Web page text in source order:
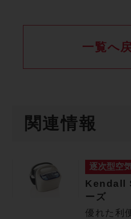
一覧へ
関連情報
逐次型空
Kendall
ーズ
優れた利